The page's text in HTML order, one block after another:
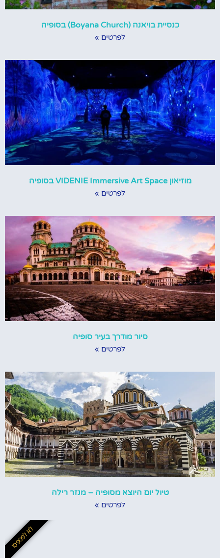
כנסיית בויאנה (Boyana Church) בסופיה
לפרטים »
מוזיאון VIDENIE Immersive Art Space בסופיה
לפרטים »
סיור מודרך בעיר סופיה
לפרטים »
טיול יום היוצא מסופיה – מנזר רילה
לפרטים »
לא לפספס!